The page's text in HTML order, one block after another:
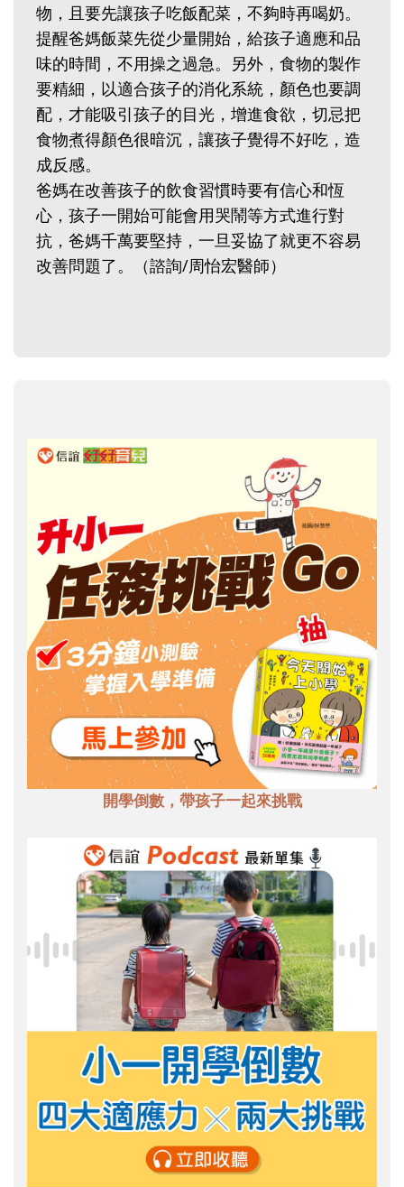
物，且要先讓孩子吃飯配菜，不夠時再喝奶。
提醒爸媽飯菜先從少量開始，給孩子適應和品
味的時間，不用操之過急。另外，食物的製作
要精細，以適合孩子的消化系統，顏色也要調
配，才能吸引孩子的目光，增進食欲，切忌把
食物煮得顏色很暗沉，讓孩子覺得不好吃，造
成反感。
爸媽在改善孩子的飲食習慣時要有信心和恆
心，孩子一開始可能會用哭鬧等方式進行對
抗，爸媽千萬要堅持，一旦妥協了就更不容易
改善問題了。（諮詢/周怡宏醫師）
開學倒數，帶孩子一起來挑戰